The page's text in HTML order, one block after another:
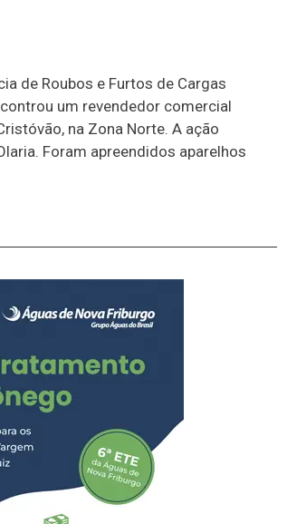
de Roubos e Furtos de Cargas
um revendedor comercial
na Zona Norte. A ação
Foram apreendidos aparelhos